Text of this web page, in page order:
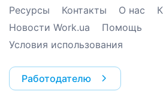
Ресурсы Контакты О нас
Новости Work.ua
Помощь
Условия использования
Работодателю